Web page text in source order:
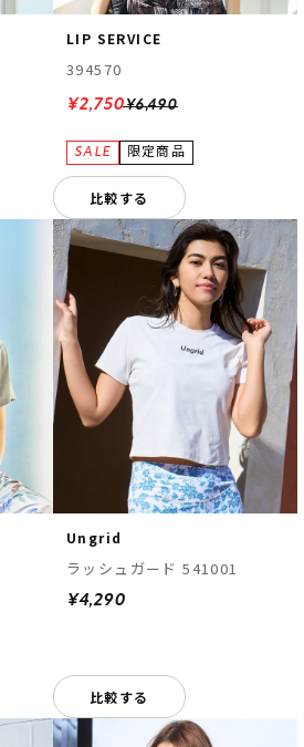
LIP SERVICE
394570
¥6,490
¥2,750
比較する
Ungrid
ラッシュガード 541001
¥4,290
比較する